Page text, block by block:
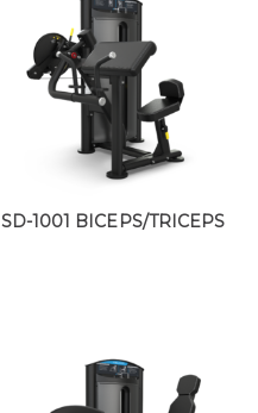
SD-1001 BICEPS/TRICEPS